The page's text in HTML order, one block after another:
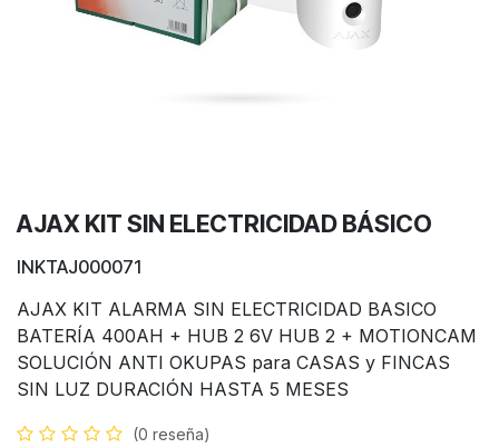
AJAX KIT SIN ELECTRICIDAD BÁSICO
INKTAJ000071
AJAX KIT ALARMA SIN ELECTRICIDAD BASICO
BATERÍA 400AH + HUB 2 6V HUB 2 + MOTIONCAM
SOLUCIÓN ANTI OKUPAS para CASAS y FINCAS
SIN LUZ DURACIÓN HASTA 5 MESES
(0 reseña)